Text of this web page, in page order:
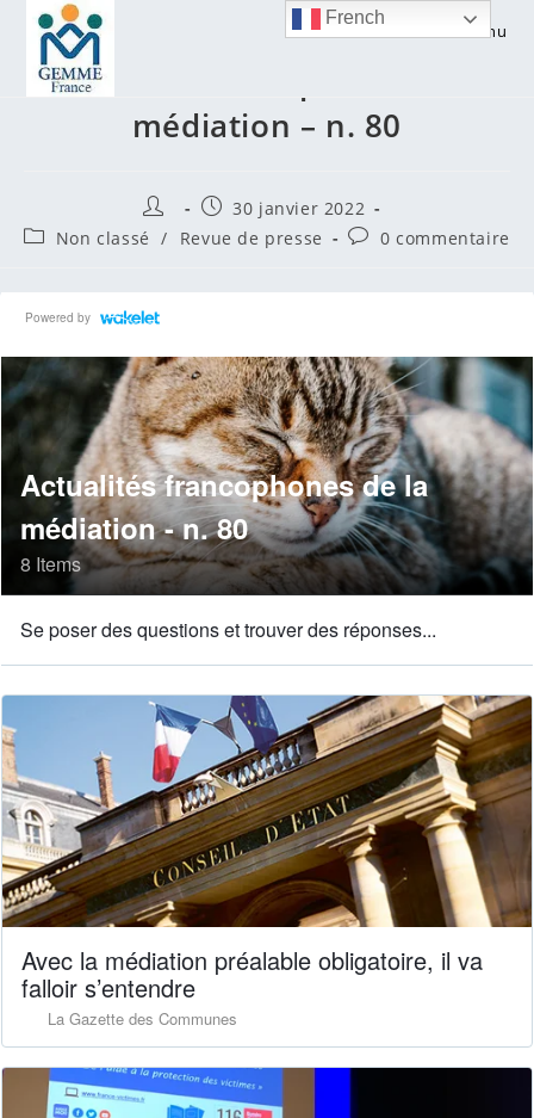
content
Menu
Actualités francophones de la
médiation – n. 80
Auteur/autrice
de
la
Publication
publiée :
30 janvier 2022
PostNon classé / Revue de presse
Commentaires
0 commentaire
French